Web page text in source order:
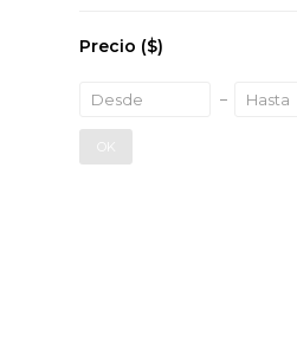
Precio ($)
OK